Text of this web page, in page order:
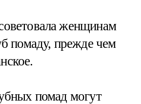
женщинам
помаду, прежде чем
помад могут